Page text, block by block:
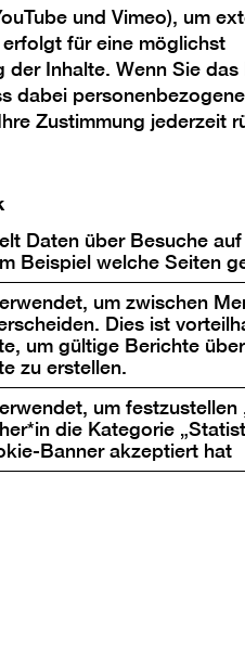
ab 1975
Damit
Die
und Vimeo), um
für eine möglichst
Inhalte. Wenn Sie das
dabei
Zustimmung jederzeit
Daten über Besuche
Beispiel welche Seiten
um zwischen
Dies ist
um gültige Berichte
zu erstellen.
um festzustellen
die Kategorie
Banner akzeptiert hat